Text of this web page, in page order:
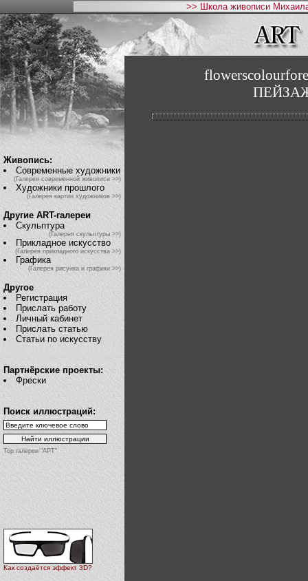
>> Школа живописи
Живопись:
Современные художники
(Галерея современной живописи >>)
Художники прошлого
(Галерея картин художников >>)
Другие ART-галереи
Скульптура
(Галерея скульптуры >>)
Прикладное искусство
(Галерея прикладного искусства >>)
Графика
(Галерея рисунка и графики >>)
Другое
Регистрация
Прислать работу
Личный кабинет
Прислать статью
Статьи по искусству
Партнёрские проекты:
Фрески
Поиск иллюстраций:
Top галереи "АРТ"
Как создаётся эффект 3D?